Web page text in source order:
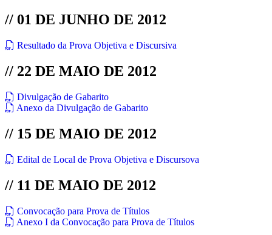
// 01 DE JUNHO DE 2012
Resultado da Prova Objetiva e Discursiva
// 22 DE MAIO DE 2012
Divulgação de Gabarito
Anexo da Divulgação de Gabarito
// 15 DE MAIO DE 2012
Edital de Local de Prova Objetiva e Discursova
// 11 DE MAIO DE 2012
Convocação para Prova de Títulos
Anexo I da Convocação para Prova de Títulos